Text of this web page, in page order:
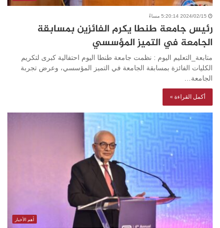
2024/02/15 5:20:14 مساءً
رئيس جامعة طنطا يكرم الفائزين بمسابقة
الجامعة في التميز المؤسسي
متابعة_التعليم اليوم : نظمت جامعة طنطا اليوم احتفالية كبرى لتكريم
الكليات الفائزة بمسابقة الجامعة في التميز المؤسسي، وعرض تجربة
الجامعة…
أكمل القراءة »
أهم الأخبار